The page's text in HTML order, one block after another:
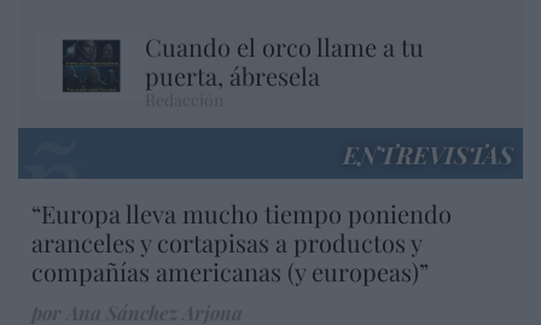
Cuando el orco llame a tu
puerta, ábresela
ENTREVISTAS
“Europa lleva mucho tiempo poniendo
aranceles y cortapisas a productos y
compañías americanas (y europeas)”